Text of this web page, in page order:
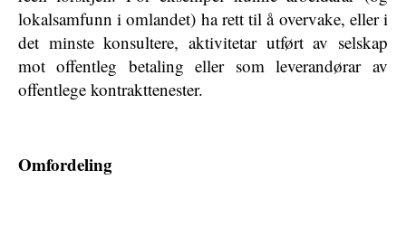
lokalsamfunn i omlandet) ha rett til å overvake, eller i
det minste konsultere, aktivitetar utført av selskap
mot offentleg betaling eller som leverandørar av
offentlege kontrakttenester.
Omfordeling